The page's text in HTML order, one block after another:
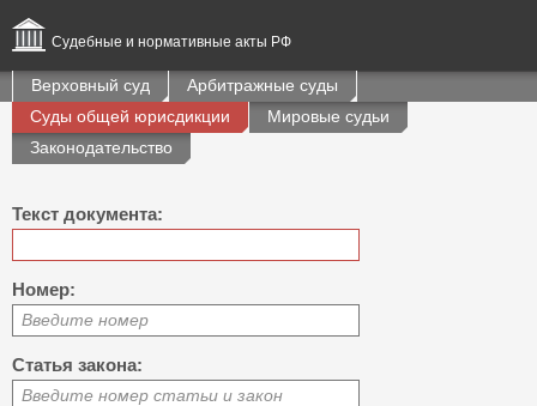
Судебные и нормативные акты РФ
Верховный суд
Арбитражные суды
Суды общей юрисдикции
Мировые судьи
Законодательство
Текст документа:
Номер:
Введите номер
Статья закона:
Введите номер статьи и закон